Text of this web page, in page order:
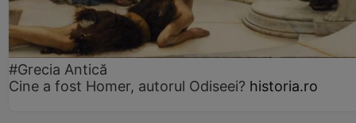
#Grecia Antică
Cine a fost Homer, autorul Odiseei? historia.ro